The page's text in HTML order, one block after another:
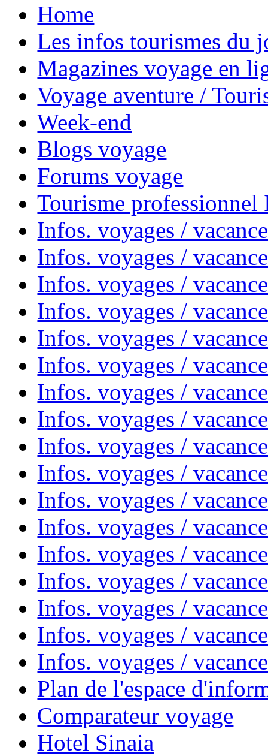
Home
Les infos tourismes du
Magazines voyage en
Voyage aventure /
Week-end
Blogs voyage
Forums voyage
Tourisme
Infos. voyages /
Infos. voyages /
Infos. voyages /
Infos. voyages /
Infos. voyages /
Infos. voyages /
Infos. voyages /
Infos. voyages /
Infos. voyages /
Infos. voyages /
Infos. voyages /
Infos. voyages /
Infos. voyages /
Infos. voyages /
Infos. voyages /
Infos. voyages /
Infos. voyages /
Plan de l'espace
Comparateur voyage
Hotel Sinaia